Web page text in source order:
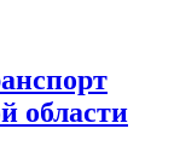
области